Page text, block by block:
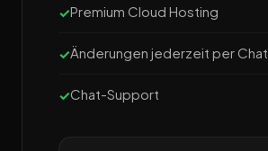
Premium Cloud Hosting
Änderungen jederzeit per Chat
Chat-Support